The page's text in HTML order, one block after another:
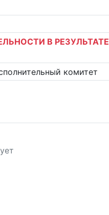
В РЕЗУЛЬТАТЕ
комитет